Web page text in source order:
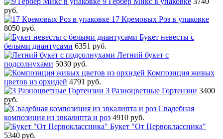
руб.
17 Кремовых Роз в упаковке
8050 руб.
Букет невесты с
белыми диантусами 6351 руб.
Летний букет с
подсолнухами 5030 руб.
Композиция живых
цветов из орхидей 4791 руб.
3 Разноцветные Гортензии 3400
руб.
Свадебная
композиция из эвкалипта и роз 4910 руб.
Букет "От Первоклассника"
5340 руб.